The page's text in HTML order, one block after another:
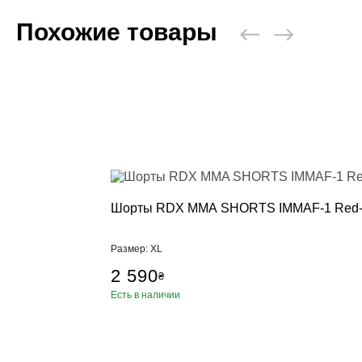
Похожие товары
Шорты RDX MMA SHORTS IMMAF-1
Размер: XL
2 590₴
Есть в наличии